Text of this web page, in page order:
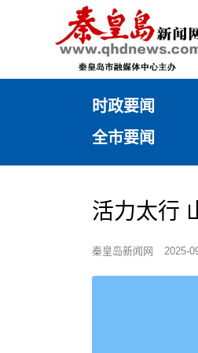
时政要闻
全市要闻
活力太行
秦皇岛新闻网 2025-